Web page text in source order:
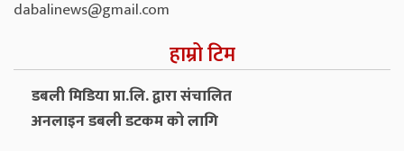
dabalinews@gmail.com
हाम्रो टिम
डबली मिडिया प्रा.लि. द्वारा संचालित
अनलाइन डबली डटकम को लागि